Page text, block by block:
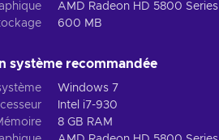
AMD Radeon HD 5800 Series
600 MB
système recommandée
Windows 7
Intel i7-930
8 GB RAM